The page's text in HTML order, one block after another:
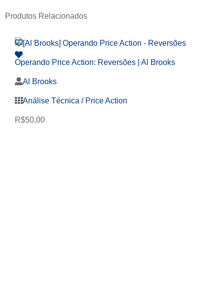
Produtos Relacionados
Operando Price Action: Reversões | Al Brooks
Al Brooks
Análise Técnica / Price Action
R$50,00